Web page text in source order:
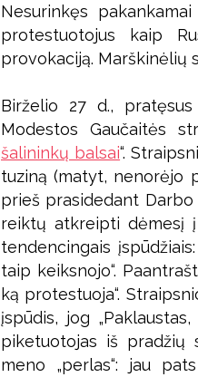
Nesurinkęs
protestuotojus kaip
provokaciją. Marškinėlių
Birželio 27 d.,
Modestos Gaučaitės
šalininkų balsai“.
tuziną (matyt, nenorėjo
prieš prasidedant
reiktų atkreipti dėmesį
tendencingais
taip keiksnojo“.
ką protestuoja“.
įspūdis, jog
piketuotojas iš pradžių
meno „perlas“: jau